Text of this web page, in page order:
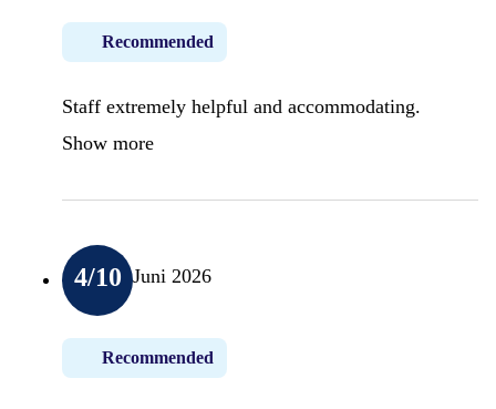
Recommended
Staff extremely helpful and accommodating.
Show more
4/10 Juni 2026
Recommended